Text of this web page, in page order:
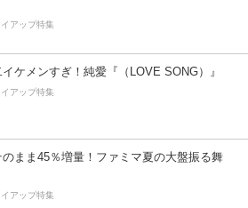
アップ特集
ケメンすぎ！純愛『（LOVE SONG）』
アップ特集
のまま45％増量！ファミマ夏の大盤振る舞
アップ特集